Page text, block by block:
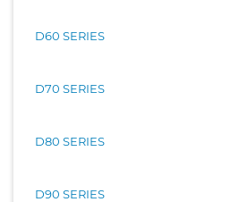
D60 SERIES
D70 SERIES
D80 SERIES
D90 SERIES